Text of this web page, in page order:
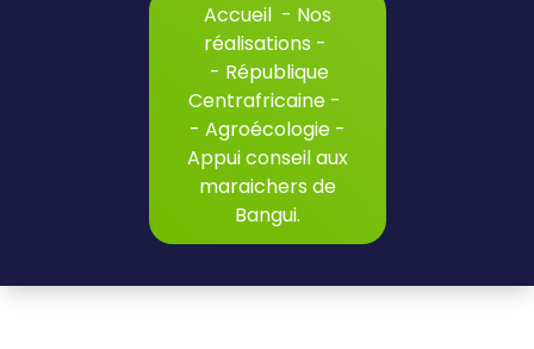
Accueil- Nos
réalisations-
- République
Centrafricaine -
- Agroécologie-
Appui conseil aux
maraichers de
Bangui.